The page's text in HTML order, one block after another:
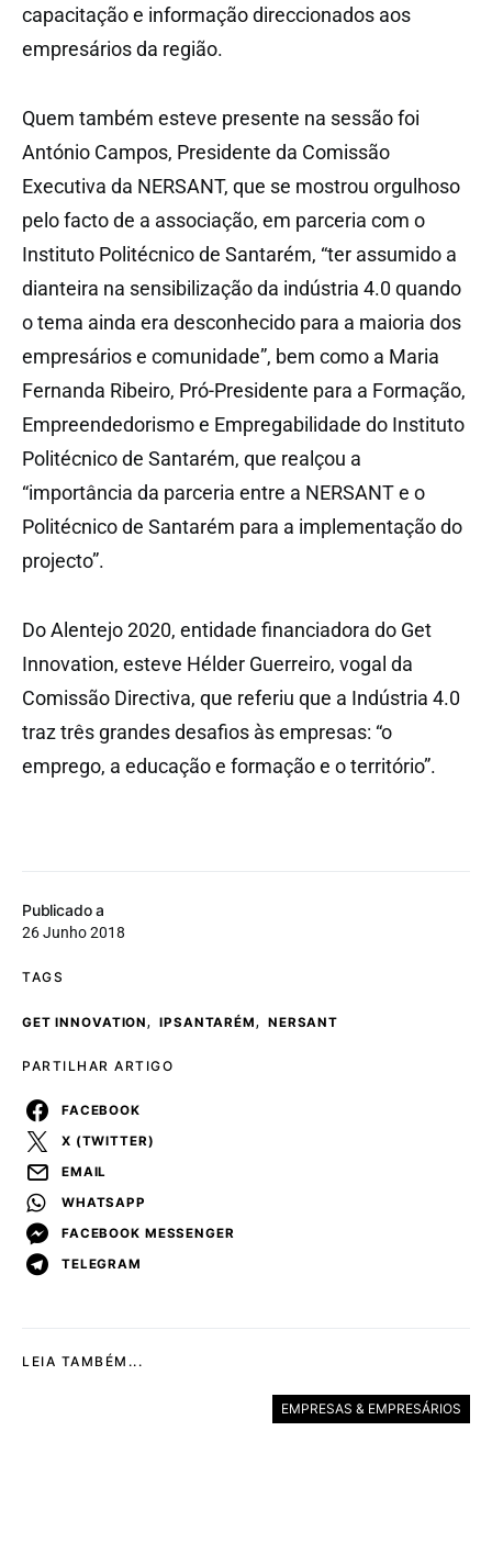
Publicado a
26 Junho 2018
TAGS
GET INNOVATION, IPSANTARÉM, NERSANT
PARTILHAR ARTIGO
FACEBOOK
X (TWITTER)
EMAIL
WHATSAPP
FACEBOOK MESSENGER
TELEGRAM
capacitação e informação direccionados aos
empresários da região.
Quem também esteve presente na sessão foi
António Campos, Presidente da Comissão
Executiva da NERSANT, que se mostrou orgulhoso
pelo facto de a associação, em parceria com o
Instituto Politécnico de Santarém, “ter assumido a
dianteira na sensibilização da indústria 4.0 quando
o tema ainda era desconhecido para a maioria dos
empresários e comunidade”, bem como a Maria
Fernanda Ribeiro, Pró-Presidente para a Formação,
Empreendedorismo e Empregabilidade do Instituto
Politécnico de Santarém, que realçou a
“importância da parceria entre a NERSANT e o
Politécnico de Santarém para a implementação do
projecto”.
Do Alentejo 2020, entidade financiadora do Get
Innovation, esteve Hélder Guerreiro, vogal da
Comissão Directiva, que referiu que a Indústria 4.0
traz três grandes desafios às empresas: “o
emprego, a educação e formação e o território”.
LEIA TAMBÉM...
EMPRESAS & EMPRESÁRIOS